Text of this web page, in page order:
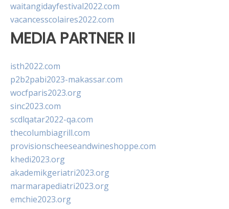
waitangidayfestival2022.com
vacancesscolaires2022.com
MEDIA PARTNER II
isth2022.com
p2b2pabi2023-makassar.com
wocfparis2023.org
sinc2023.com
scdlqatar2022-qa.com
thecolumbiagrill.com
provisionscheeseandwineshoppe.com
khedi2023.org
akademikgeriatri2023.org
marmarapediatri2023.org
emchie2023.org